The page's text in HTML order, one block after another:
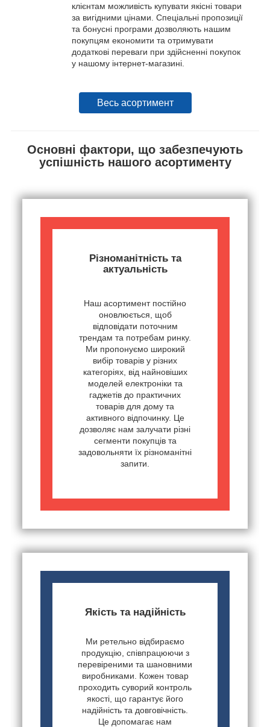
клієнтам можливість купувати якісні товари
за вигідними цінами. Спеціальні пропозиції
та бонусні програми дозволяють нашим
покупцям економити та отримувати
додаткові переваги при здійсненні покупок
у нашому інтернет-магазині.
Весь асортимент
Основні фактори, що забезпечують
успішність нашого асортименту
Різноманітність та
актуальність
Наш асортимент постійно
оновлюється, щоб
відповідати поточним
трендам та потребам ринку.
Ми пропонуємо широкий
вибір товарів у різних
категоріях, від найновіших
моделей електроніки та
гаджетів до практичних
товарів для дому та
активного відпочинку. Це
дозволяє нам залучати різні
сегменти покупців та
задовольняти їх різноманітні
запити.
Якість та надійність
Ми ретельно відбираємо
продукцію, співпрацюючи з
перевіреними та шановними
виробниками. Кожен товар
проходить суворий контроль
якості, що гарантує його
надійність та довговічність.
Це допомагає нам